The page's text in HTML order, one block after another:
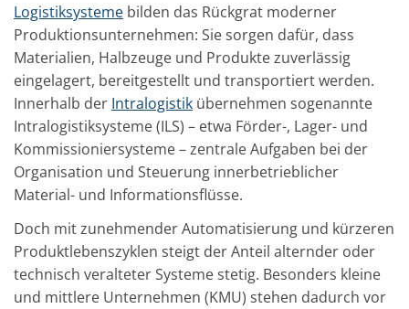
Logistiksysteme bilden das Rückgrat moderner
Produktionsunternehmen: Sie sorgen dafür, dass
Materialien, Halbzeuge und Produkte zuverlässig
eingelagert, bereitgestellt und transportiert werden.
Innerhalb der Intralogistik übernehmen sogenannte
Intralogistiksysteme (ILS) – etwa Förder-, Lager- und
Kommissioniersysteme – zentrale Aufgaben bei der
Organisation und Steuerung innerbetrieblicher
Material- und Informationsflüsse.
Doch mit zunehmender Automatisierung und kürzeren
Produktlebenszyklen steigt der Anteil alternder oder
technisch veralteter Systeme stetig. Besonders kleine
und mittlere Unternehmen (KMU) stehen dadurch vor